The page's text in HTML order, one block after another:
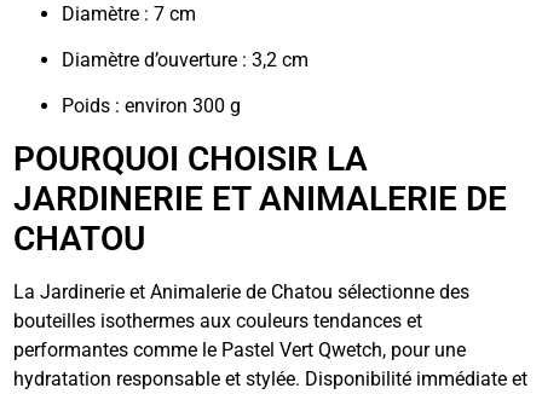
Diamètre : 7 cm
Diamètre d’ouverture : 3,2 cm
Poids : environ 300 g
POURQUOI CHOISIR LA
JARDINERIE ET ANIMALERIE DE
CHATOU
La Jardinerie et Animalerie de Chatou sélectionne des
bouteilles isothermes aux couleurs tendances et
performantes comme le Pastel Vert Qwetch, pour une
hydratation responsable et stylée. Disponibilité immédiate et